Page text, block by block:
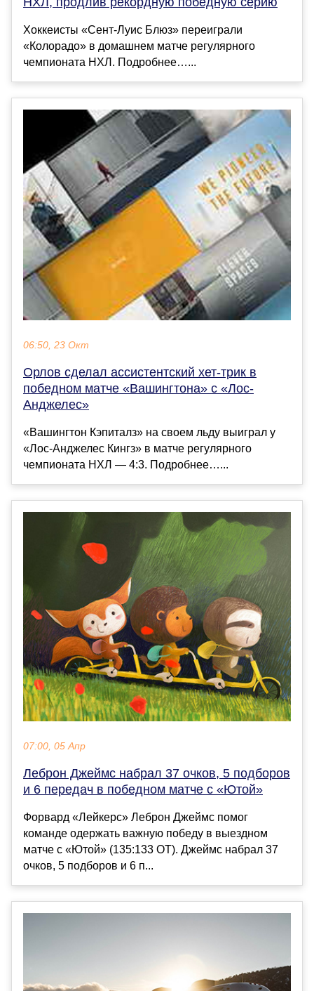
Хоккеисты «Сент‑Луис Блюз» переиграли
«Колорадо» в домашнем матче регулярного
чемпионата НХЛ. Подробнее…...
06:50, 23 Окт
Орлов сделал ассистентский хет-трик в
победном матче «Вашингтона» с «Лос-
Анджелес»
«Вашингтон Кэпиталз» на своем льду выиграл у
«Лос-Анджелес Кингз» в матче регулярного
чемпионата НХЛ — 4:3. Подробнее…...
07:00, 05 Апр
Леброн Джеймс набрал 37 очков, 5 подборов
и 6 передач в победном матче с «Ютой»
Форвард «Лейкерс» Леброн Джеймс помог
команде одержать важную победу в выездном
матче с «Ютой» (135:133 ОТ). Джеймс набрал 37
очков, 5 подборов и 6 п...